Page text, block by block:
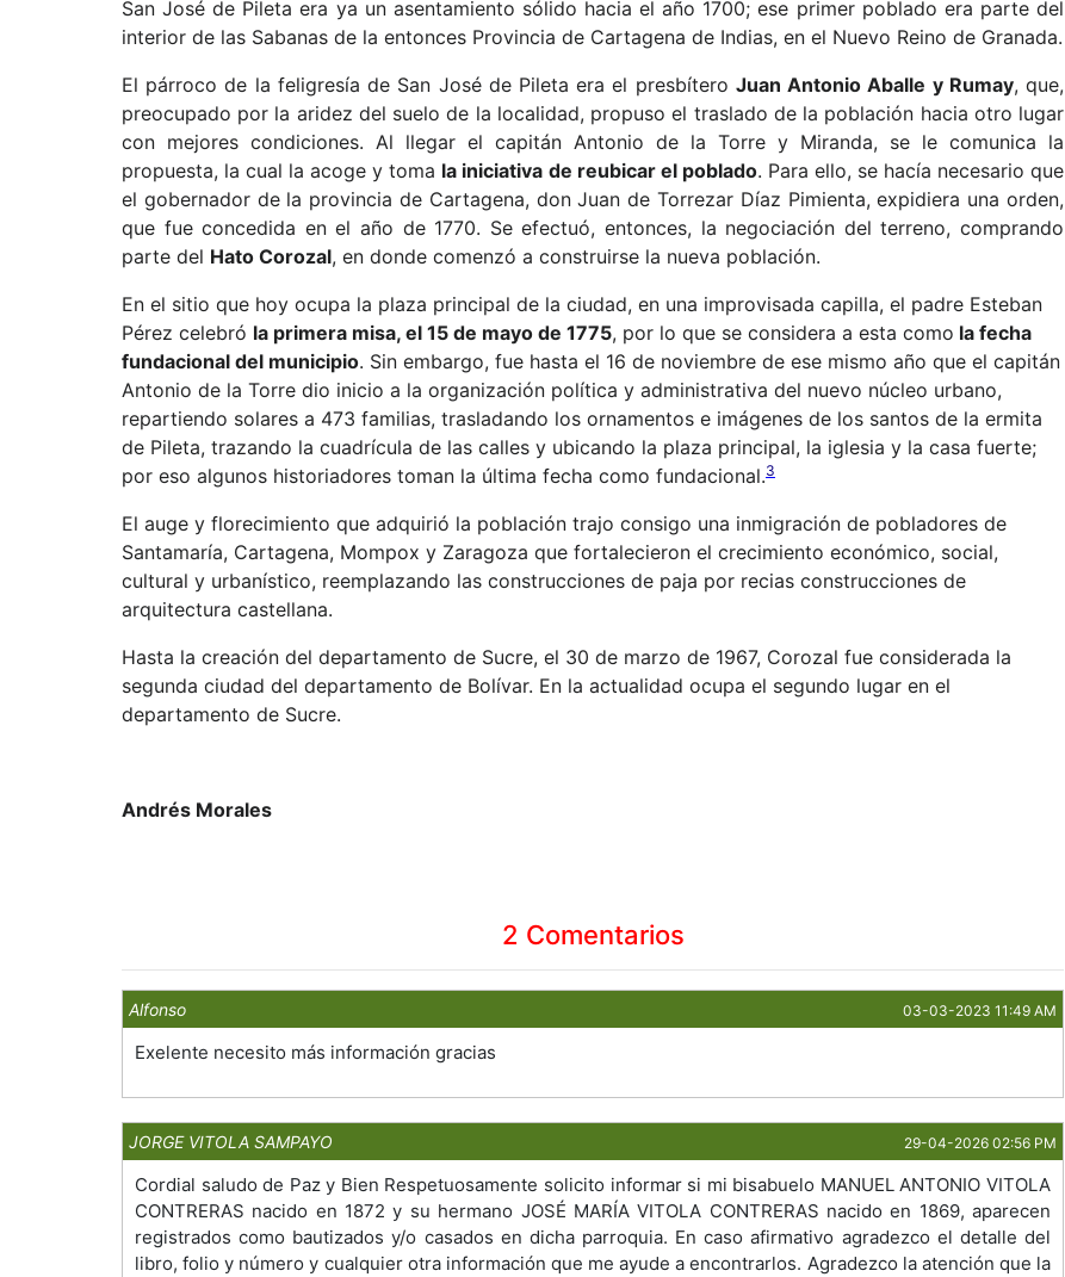
San José de Pileta era ya un asentamiento sólido hacia el año 1700; ese primer poblado era parte del
interior de las Sabanas de la entonces Provincia de Cartagena de Indias, en el Nuevo Reino de Granada.
El párroco de la feligresía de San José de Pileta era el presbítero Juan Antonio Aballe y Rumay, que,
preocupado por la aridez del suelo de la localidad, propuso el traslado de la población hacia otro lugar
con mejores condiciones. Al llegar el capitán Antonio de la Torre y Miranda, se le comunica la
propuesta, la cual la acoge y toma la iniciativa de reubicar el poblado. Para ello, se hacía necesario que
el gobernador de la provincia de Cartagena, don Juan de Torrezar Díaz Pimienta, expidiera una orden,
que fue concedida en el año de 1770. Se efectuó, entonces, la negociación del terreno, comprando
parte del Hato Corozal, en donde comenzó a construirse la nueva población.
En el sitio que hoy ocupa la plaza principal de la ciudad, en una improvisada capilla, el padre Esteban
Pérez celebró la primera misa, el 15 de mayo de 1775, por lo que se considera a esta como la fecha
fundacional del municipio. Sin embargo, fue hasta el 16 de noviembre de ese mismo año que el capitán
Antonio de la Torre dio inicio a la organización política y administrativa del nuevo núcleo urbano,
repartiendo solares a 473 familias, trasladando los ornamentos e imágenes de los santos de la ermita
de Pileta, trazando la cuadrícula de las calles y ubicando la plaza principal, la iglesia y la casa fuerte;
por eso algunos historiadores toman la última fecha como fundacional.3
El auge y florecimiento que adquirió la población trajo consigo una inmigración de pobladores de
Santamaría, Cartagena, Mompox y Zaragoza que fortalecieron el crecimiento económico, social,
cultural y urbanístico, reemplazando las construcciones de paja por recias construcciones de
arquitectura castellana.
Hasta la creación del departamento de Sucre, el 30 de marzo de 1967, Corozal fue considerada la
segunda ciudad del departamento de Bolívar. En la actualidad ocupa el segundo lugar en el
departamento de Sucre.
Andrés Morales
2 Comentarios
Alfonso 03-03-2023 11:49 AM
Exelente necesito más información gracias
JORGE VITOLA SAMPAYO 29-04-2026 02:56 PM
Cordial saludo de Paz y Bien Respetuosamente solicito informar si mi bisabuelo MANUEL ANTONIO VITOLA
CONTRERAS nacido en 1872 y su hermano JOSÉ MARÍA VITOLA CONTRERAS nacido en 1869, aparecen
registrados como bautizados y/o casados en dicha parroquia. En caso afirmativo agradezco el detalle del
libro, folio y número y cualquier otra información que me ayude a encontrarlos. Agradezco la atención que la